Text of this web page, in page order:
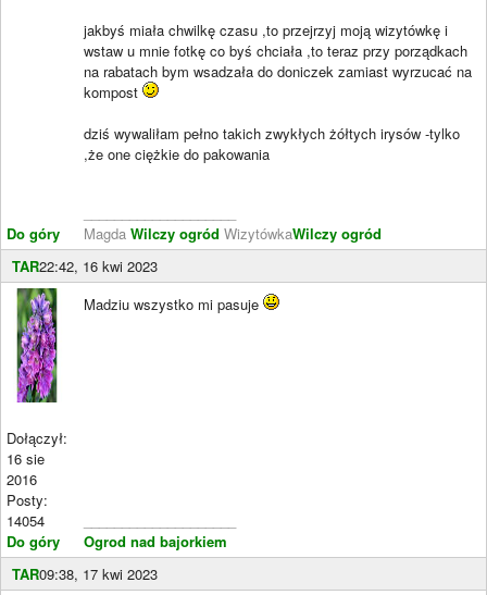
Do góry
jakbyś miała chwilkę czasu ,to przejrzyj moją wizytówkę i
wstaw u mnie fotkę co byś chciała ,to teraz przy porządkach
na rabatach bym wsadzała do doniczek zamiast wyrzucać na
kompost
dziś wywaliłam pełno takich zwykłych żółtych irysów -tylko
,że one ciężkie do pakowania
Magda Wilczy ogród WizytówkaWilczy ogród
TAR22:42, 16 kwi 2023
Dołączył:
16 sie
2016
Posty:
14054
Do góry
Madziu wszystko mi pasuje
Ogrod nad bajorkiem
TAR09:38, 17 kwi 2023